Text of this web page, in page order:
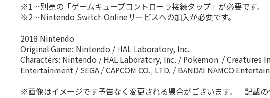
※1…別売の「ゲームキューブコントローラ接続タップ」が必要です。
※2…Nintendo Switch Onlineサービスへの加入が必要です。
2018 Nintendo
Original Game: Nintendo / HAL Laboratory, Inc.
Characters: Nintendo / HAL Laboratory, Inc. / Pokemon. / Creatures
Entertainment / SEGA / CAPCOM CO., LTD. / BANDAI NAMCO
※画像はイメージです予告なく変更される場合がございます。 記載の